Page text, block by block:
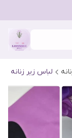
لباس زیر زنانه